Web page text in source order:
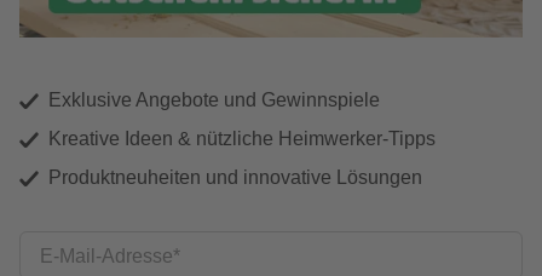
Exklusive Angebote und Gewinnspiele
Kreative Ideen & nützliche Heimwerker-Tipps
Produktneuheiten und innovative Lösungen
E-Mail-Adresse